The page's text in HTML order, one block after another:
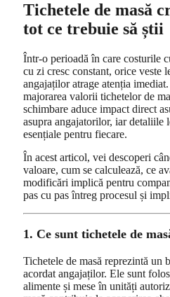
Tichetele de masă
tot ce trebuie să știi
Într-o perioadă în care costurile
cu zi cresc constant, orice veste
angajaților atrage atenția
majorarea valorii tichetelor de
schimbare aduce impact direct
asupra angajatorilor, iar detaliile
esențiale pentru fiecare.
În acest articol, vei descoperi
valoare, cum se calculează, ce
modificări implică pentru
pas cu pas întreg procesul și
1. Ce sunt tichetele de
Tichetele de masă reprezintă un
acordat angajaților. Ele sunt
alimente și mese în unități